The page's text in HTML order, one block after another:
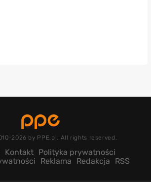
2026 by PPE.pl. All rights reserved.
Kontakt Polityka prywatności
Reklama Redakcja RSS